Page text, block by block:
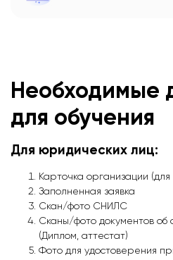
Необходимые
для обучения
Для юридических лиц:
Карточка организации
Заполненная заявка
Скан/фото СНИЛС
Сканы/фото документов об
(Диплом, аттестат)
Фото для удостоверения